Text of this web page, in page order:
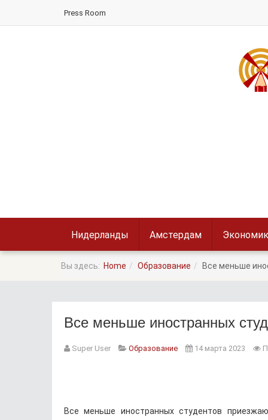
Press Room
Нидерланды Амстердам
Вы здесь: Home Образование Все меньше
Все меньше иностранных
Super User Образование 14 марта 2023
Все меньше иностранных студентов